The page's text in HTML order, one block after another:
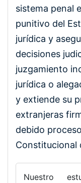
sistema penal
punitivo del
jurídica y
decisiones
juzgamiento
jurídica o
y extiende su
extranjeras
debido
Constitucional
Nuestro